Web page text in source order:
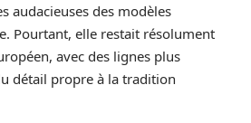
audacieuses des modèles
Pourtant, elle restait résolument
avec des lignes plus
détail propre à la tradition